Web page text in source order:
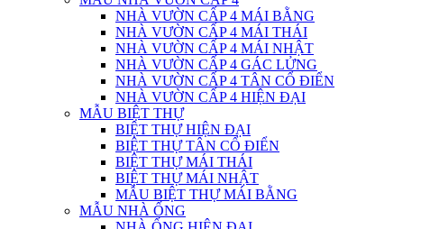
NHÀ VƯỜN CẤP 4 MÁI BẰNG
NHÀ VƯỜN CẤP 4 MÁI THÁI
NHÀ VƯỜN CẤP 4 MÁI NHẬT
NHÀ VƯỜN CẤP 4 GÁC LỬNG
NHÀ VƯỜN CẤP 4 TÂN CỔ ĐIỂN
NHÀ VƯỜN CẤP 4 HIỆN ĐẠI
MẪU BIỆT THỰ
BIỆT THỰ HIỆN ĐẠI
BIỆT THỰ TÂN CỔ ĐIỂN
BIỆT THỰ MÁI THÁI
BIỆT THỰ MÁI NHẬT
MẪU BIỆT THỰ MÁI BẰNG
MẪU NHÀ ỐNG